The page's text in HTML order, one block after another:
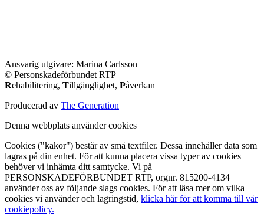
Ansvarig utgivare: Marina Carlsson
© Personskadeförbundet RTP
Rehabilitering, Tillgänglighet, Påverkan
Producerad av The Generation
Denna webbplats använder cookies
Cookies ("kakor") består av små textfiler. Dessa innehåller data som
lagras på din enhet. För att kunna placera vissa typer av cookies
behöver vi inhämta ditt samtycke. Vi på
PERSONSKADEFÖRBUNDET RTP, orgnr. 815200-4134
använder oss av följande slags cookies. För att läsa mer om vilka
cookies vi använder och lagringstid, klicka här för att komma till vår
cookiepolicy.